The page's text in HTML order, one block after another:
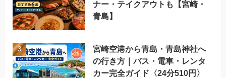
ナー・テイクアウトも【宮崎・
青島】
宮崎空港から青島・青島神社へ
の行き方｜バス・電車・レンタ
カー完全ガイド〈24分510円〉